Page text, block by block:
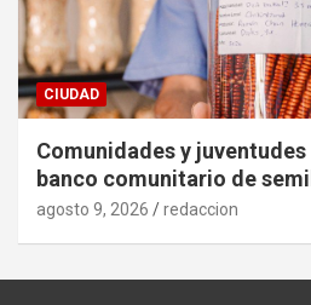
CIUDAD
Comunidades y
banco comunitario de
agosto 9, 2026 redaccion